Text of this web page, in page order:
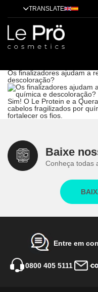
TRANSLATE
Os finalizadores ajudam a
descoloração?
Os finalizadores ajudam a
descoloração?
Sim! O Le Protein e a
cabelos fragilizados por
fortalecer os fios.
Baixe
Conheça todas
Entre em
0800 405 5111